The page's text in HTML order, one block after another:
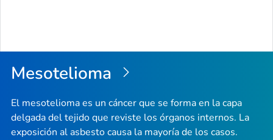
Mesotelioma
El mesotelioma es un cáncer que se forma en la capa
delgada del tejido que reviste los órganos internos. La
exposición al asbesto causa la mayoría de los casos.